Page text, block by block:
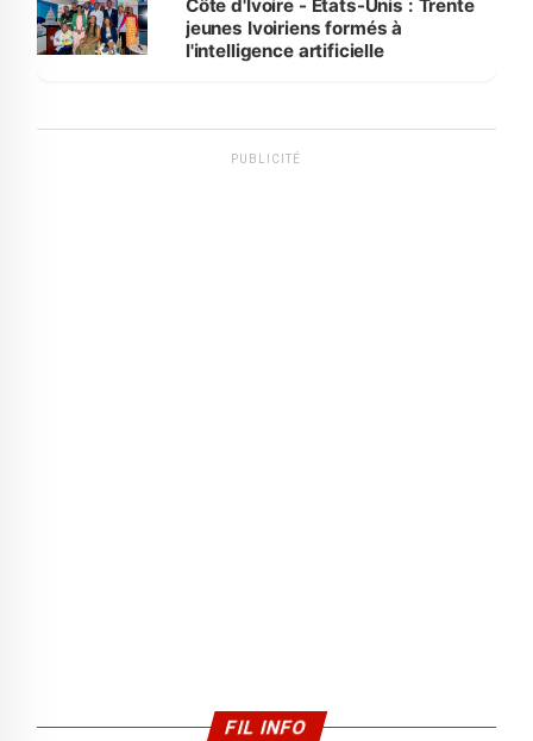
Côte d'Ivoire - Etats-Unis : Trente
jeunes Ivoiriens formés à
l'intelligence artificielle
PUBLICITÉ
FIL INFO